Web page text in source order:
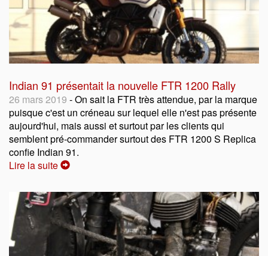
Indian 91 présentait la nouvelle FTR 1200 Rally
26 mars 2019 - On sait la FTR très attendue, par la marque
puisque c'est un créneau sur lequel elle n'est pas présente
aujourd'hui, mais aussi et surtout par les clients qui
semblent pré-commander surtout des FTR 1200 S Replica
confie Indian 91.
Lire la suite